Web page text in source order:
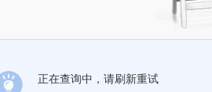
正在查询中，请刷新重试